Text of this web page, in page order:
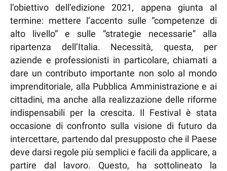
l’obiettivo dell’edizione 2021, appena giunta al
termine: mettere l’accento sulle “competenze di
alto livello” e sulle “strategie necessarie” alla
ripartenza dell’Italia. Necessità, questa, per
aziende e professionisti in particolare, chiamati a
dare un contributo importante non solo al mondo
imprenditoriale, alla Pubblica Amministrazione e ai
cittadini, ma anche alla realizzazione delle riforme
indispensabili per la crescita. Il Festival è stata
occasione di confronto sulla visione di futuro da
intercettare, partendo dal presupposto che il Paese
deve darsi regole più semplici e facili da applicare, a
partire dal lavoro. Questo, ha sottolineato la